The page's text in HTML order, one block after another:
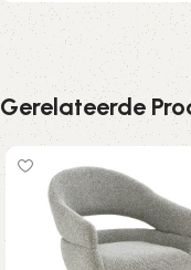
Gerelateerde